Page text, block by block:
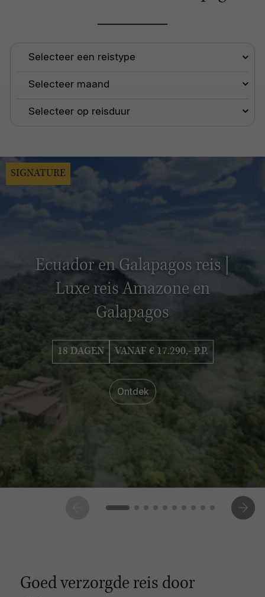
Ecuador en Galapagos reis |
Luxe reis Amazone en
Galapagos
18 DAGEN VANAF € 17.290,- P.P.
Ontdek
SIGNATURE
Goed verzorgde reis door